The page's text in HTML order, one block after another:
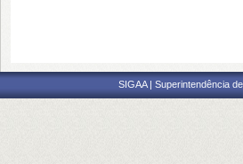
SIGAA | Superintendência